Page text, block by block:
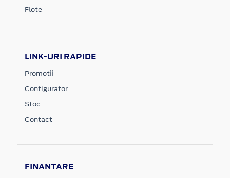
Flote
LINK-URI RAPIDE
Promotii
Configurator
Stoc
Contact
FINANTARE